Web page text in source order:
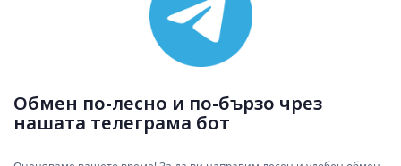
Обмен по-лесно и по-бързо чрез
нашата телеграма бот